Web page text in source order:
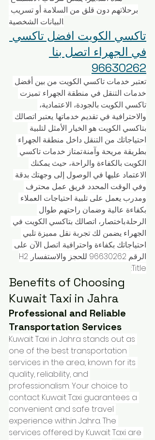
برحلاتهم دون قلق من السلامة أو تسريب
البيانات الشخصية.
تاكسي الكويت افضل تاكسي
في الجهراء اتصل بنا
96630262
تعتبر خدمات تاكسي الكويت من بين أفضل
خدمات التنقل في منطقة الجهراء. تميزت
تاكسي الكويت بالجودة، الاعتمادية،
والاحترافية في تقديم خدماتها. يعتبر اتصالك
بتاكسي الكويت هو الخيار الأمثل لتلبية
احتياجاتك من التنقل داخل منطقة الجهراء
بطريقة مريحة وآمنة.تمتاز خدمات تاكسي
الكويت بالكفاءة والراحة، حيث يمكنك
الاعتماد عليها في الوصول إلى وجهتك بدقة
وفي الوقت المحدد. فريق عمل محترف
ومدرب يعمل على تلبية احتياجات العملاء
بكفاءة عالية وضمان راحتهم طوال
الرحلة.باختصار، اتصالك بتاكسي الكويت في
الجهراء يضمن لك تجربة نقل مميزة تلبي
احتياجاتك بكفاءة واحترافية. اتصل الآن على
الرقم 96630262 للحجز والاستفسار.H2
Title:
Benefits of Choosing
Kuwait Taxi in Jahra
Professional and Reliable
Transportation Services
Kuwait Taxi in Jahra stands out as
one of the best transportation
services in the area, known for its
quality, reliability, and
professionalism. Your choice to
contact Kuwait Taxi guarantees a
convenient and safe travel
experience within Jahra. The
services offered by Kuwait Taxi are